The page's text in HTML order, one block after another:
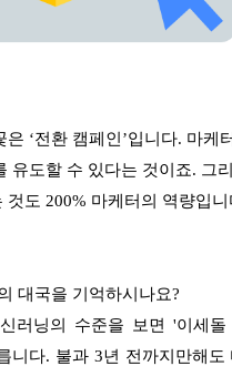
‘전환 캠페인’입니다. 마케
유도할 수 있다는 것이죠. 그
것도 200% 마케터의 역량입니
대국을 기억하시나요?
러닝의 수준을 보면 '이세
니다. 불과 3년 전까지만해도